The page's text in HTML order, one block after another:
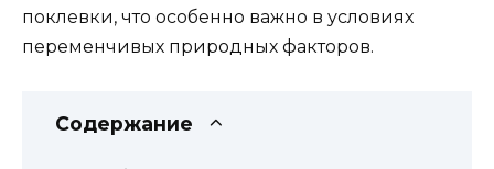
поклевки, что особенно важно в условиях
переменчивых природных факторов.
Содержание